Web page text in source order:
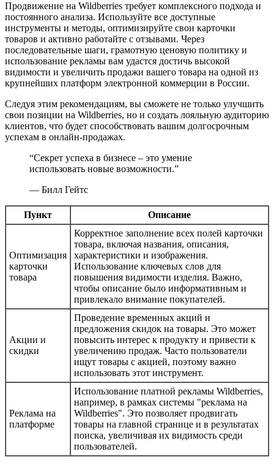
Продвижение на Wildberries требует комплексного подхода и
постоянного анализа. Используйте все доступные
инструменты и методы, оптимизируйте свои карточки
товаров и активно работайте с отзывами. Через
последовательные шаги, грамотную ценовую политику и
использование рекламы вам удастся достичь высокой
видимости и увеличить продажи вашего товара на одной из
крупнейших платформ электронной коммерции в России.
Следуя этим рекомендациям, вы сможете не только улучшить
свои позиции на Wildberries, но и создать лояльную аудиторию
клиентов, что будет способствовать вашим долгосрочным
успехам в онлайн-продажах.
“Секрет успеха в бизнесе – это умение
использовать новые возможности.”
— Билл Гейтс
Пункт Описание
Оптимизация
карточки
товара
Корректное заполнение всех полей карточки
товара, включая названия, описания,
характеристики и изображения.
Использование ключевых слов для
повышения видимости изделия. Важно,
чтобы описание было информативным и
привлекало внимание покупателей.
Акции и
скидки
Проведение временных акций и
предложения скидок на товары. Это может
повысить интерес к продукту и привести к
увеличению продаж. Часто пользователи
ищут товары с акцией, поэтому важно
использовать этот инструмент.
Реклама на
платформе
Использование платной рекламы Wildberries,
например, в рамках системы "реклама на
Wildberries". Это позволяет продвигать
товары на главной странице и в результатах
поиска, увеличивая их видимость среди
пользователей.